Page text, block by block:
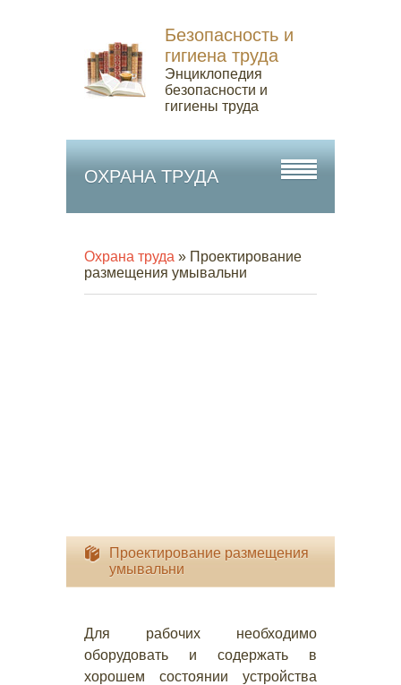
Безопасность и
гигиена труда
Энциклопедия
безопасности и
гигиены труда
ОХРАНА ТРУДА
Охрана труда » Проектирование
размещения умывальни
Проектирование размещения
умывальни
Для рабочих необходимо
оборудовать и содержать в
хорошем состоянии устройства